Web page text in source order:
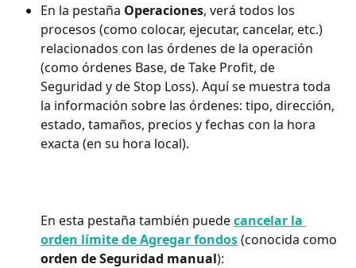
En la pestaña Operaciones, verá todos los
procesos (como colocar, ejecutar, cancelar, etc.)
relacionados con las órdenes de la operación
(como órdenes Base, de Take Profit, de
Seguridad y de Stop Loss). Aquí se muestra toda
la información sobre las órdenes: tipo, dirección,
estado, tamaños, precios y fechas con la hora
exacta (en su hora local).
En esta pestaña también puede cancelar la
orden límite de Agregar fondos (conocida como
orden de Seguridad manual):